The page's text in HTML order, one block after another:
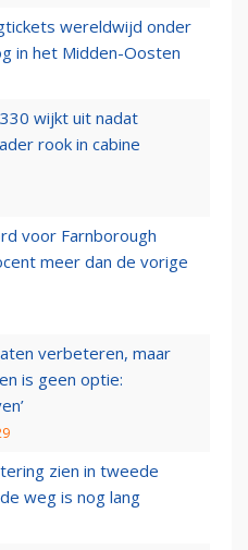
wereldwijd onder
in het Midden-Oosten
wijkt uit nadat
rook in cabine
voor Farnborough
meer dan de vorige
verbeteren, maar
is geen optie:
zien in tweede
weg is nog lang